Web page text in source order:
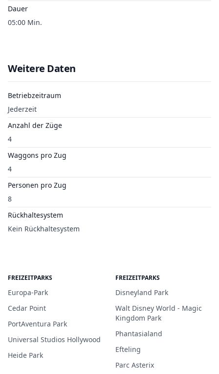
Dauer
05:00 Min.
Weitere Daten
Betriebzeitraum
Jederzeit
Anzahl der Züge
4
Waggons pro Zug
4
Personen pro Zug
8
Rückhaltesystem
Kein Rückhaltesystem
FREIZEITPARKS
Europa-Park
Cedar Point
PortAventura Park
Universal Studios Hollywood
Heide Park
FREIZEITPARKS
Disneyland Park
Walt Disney World - Magic
Kingdom Park
Phantasialand
Efteling
Parc Asterix